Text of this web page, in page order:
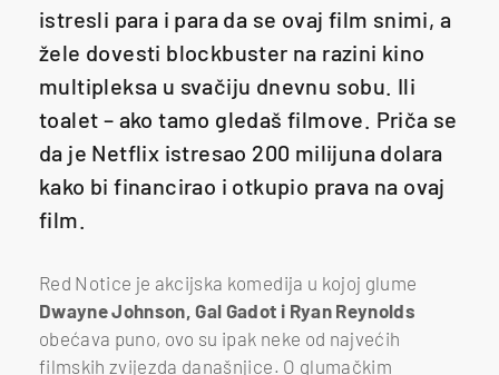
istresli para i para da se ovaj film snimi, a
žele dovesti blockbuster na razini kino
multipleksa u svačiju dnevnu sobu. Ili
toalet – ako tamo gledaš filmove. Priča se
da je Netflix istresao 200 milijuna dolara
kako bi financirao i otkupio prava na ovaj
film.
Red Notice je akcijska komedija u kojoj glume
Dwayne Johnson, Gal Gadot i Ryan Reynolds
obećava puno, ovo su ipak neke od najvećih
filmskih zvijezda današnjice. O glumačkim